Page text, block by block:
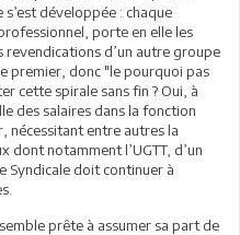
développée : chaque
porte en elle les
d’un autre groupe
premier, donc "le pourquoi pas
cette spirale sans fin ? Oui, à
des salaires dans la fonction
nécessitant entre autres la
dont notamment l’UGTT, d’un
Syndicale doit continuer à
prête à assumer sa part de